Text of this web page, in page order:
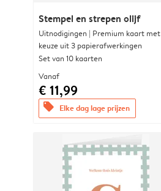
Stempel en strepen olijf
Uitnodigingen | Premium kaart met
keuze uit 3 papierafwerkingen
Set van 10 kaarten
Vanaf
€ 11,99
offers Elke dag lage prijzen